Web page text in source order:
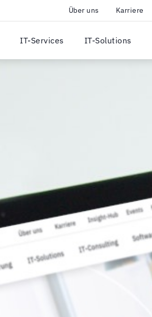
Über uns Karriere
IT-Services IT-Solutions